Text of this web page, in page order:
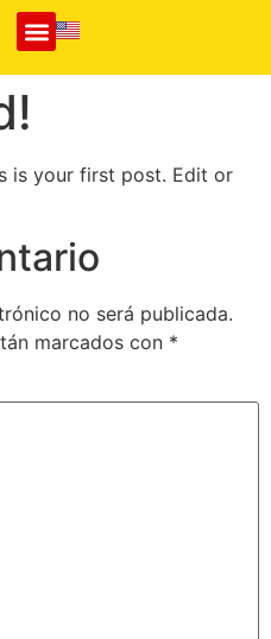
is your first post. Edit or
no será publicada.
marcados con *